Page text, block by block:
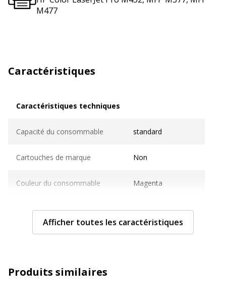
M477
Caractéristiques
Caractéristiques techniques
Capacité du consommable standard
Cartouches de marque Non
Couleur du consommable Magenta
Nombre de pages imprimables 2300 pages
Compatible avec technologie Laser
Afficher toutes les caractéristiques
Produits similaires